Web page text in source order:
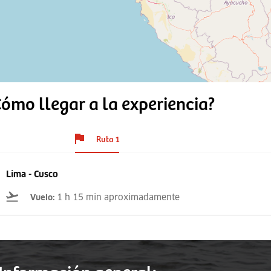
llegar a la experiencia?
Ruta 1
Lima - Cusco
Vuelo: 1 h 15 min aproximadamente